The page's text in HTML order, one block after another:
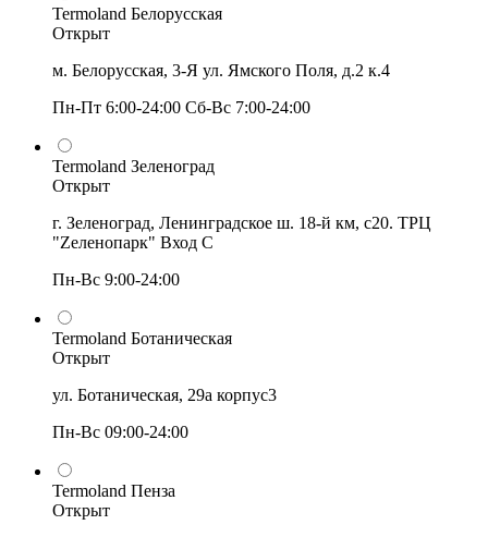
Termoland Белорусская
Открыт
м. Белорусская, 3-Я ул. Ямского Поля, д.2 к.4
Пн-Пт 6:00-24:00 Сб-Вс 7:00-24:00
Termoland Зеленоград
Открыт
г. Зеленоград, Ленинградское ш. 18-й км, с20. ТРЦ
"Zеленопарк" Вход С
Пн-Вс 9:00-24:00
Termoland Ботаническая
Открыт
ул. Ботаническая, 29а корпус3
Пн-Вс 09:00-24:00
Termoland Пенза
Открыт